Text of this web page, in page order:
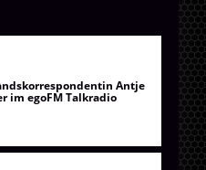
Antje
im egoFM Talkradio